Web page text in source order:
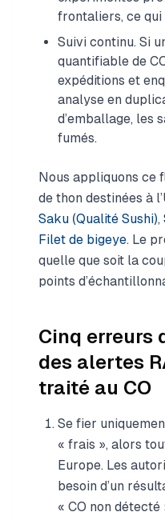
frontaliers, ce
Suivi continu. Si
quantifiable de
expéditions et
analyse en
d’emballage, les
fumés.
Nous appliquons ce
de thon destinées à
Saku (Qualité Sushi),
Filet de bigeye. Le
quelle que soit la
points
Cinq erreurs
des alertes
traité au CO
Se fier
« frais », alors
Europe. Les
besoin d’un
« CO non détecté